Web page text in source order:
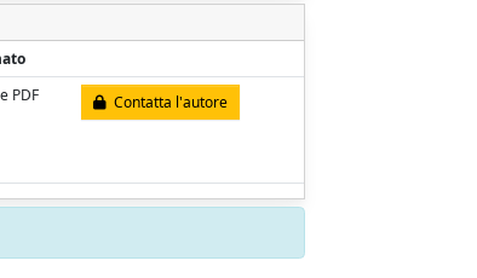
PDF Contatta l'autore